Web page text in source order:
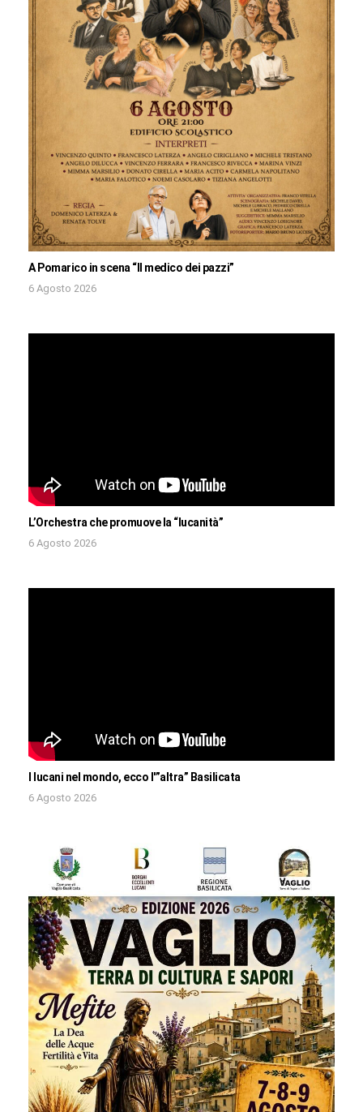
A Pomarico in scena “Il medico dei pazzi”
6 Agosto 2026
L’Orchestra che promuove la “lucanità”
6 Agosto 2026
I lucani nel mondo, ecco l'”altra” Basilicata
6 Agosto 2026